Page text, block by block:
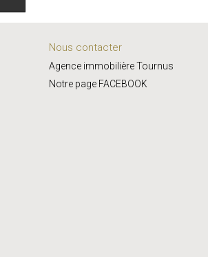
Nous contacter
Agence immobilière Tournus
Notre page FACEBOOK